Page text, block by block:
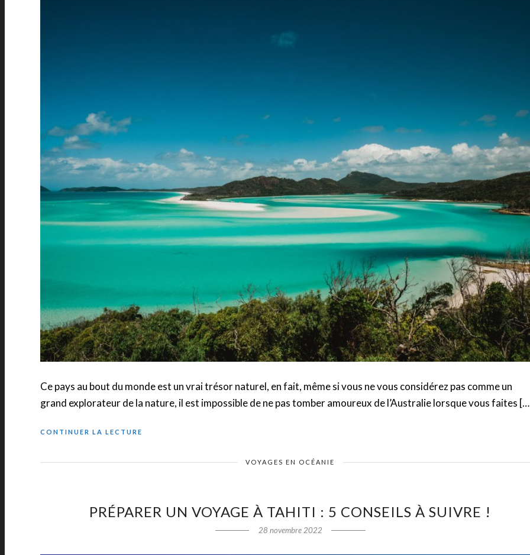
Ce pays au bout du monde est un vrai trésor naturel, en fait, même si vous ne vous considérez pas comme un
grand explorateur de la nature, il est impossible de ne pas tomber amoureux de l’Australie lorsque vous faites
CONTINUER LA LECTURE
VOYAGES EN OCÉANIE
PRÉPARER UN VOYAGE À TAHITI : 5 CONSEILS À SUIVRE !
28 novembre 2022